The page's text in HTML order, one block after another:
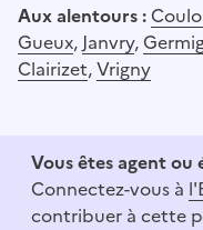
Aux alentours :
Gueux, Janvry,
Clairizet,Vrigny
Vous êtes agent
Connectez-vous à
contribuer à cette